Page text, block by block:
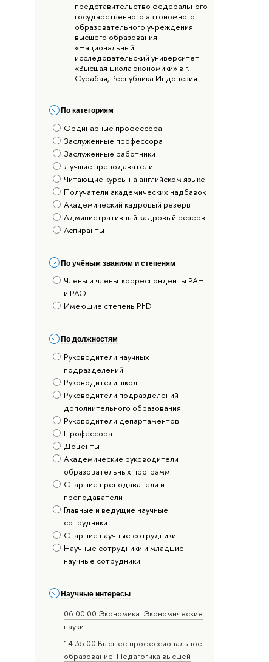
представительство федерального
государственного автономного
образовательного учреждения
высшего образования
«Национальный
исследовательский университет
«Высшая школа экономики» в г.
Сурабая, Республика Индонезия
По категориям
Ординарные профессора
Заслуженные профессора
Заслуженные работники
Лучшие преподаватели
Читающие курсы на английском языке
Получатели академических надбавок
Академический кадровый резерв
Административный кадровый резерв
Аспиранты
По учёным званиям и степеням
Члены и члены-корреспонденты РАН
и РАО
Имеющие степень PhD
По должностям
Руководители научных
подразделений
Руководители школ
Руководители подразделений
дополнительного образования
Руководители департаментов
Профессора
Доценты
Академические руководители
образовательных программ
Старшие преподаватели и
преподаватели
Главные и ведущие научные
сотрудники
Старшие научные сотрудники
Научные сотрудники и младшие
научные сотрудники
Научные интересы
06.00.00 Экономика. Экономические
науки
14.35.00 Высшее профессиональное
образование. Педагогика высшей